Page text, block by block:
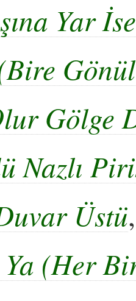
Yar İse
Gölge
Nazlı
Üstü
(Her